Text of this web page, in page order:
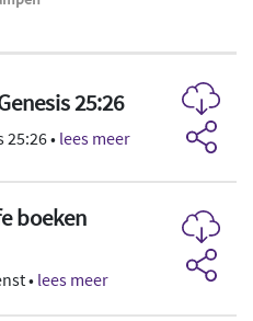
25:26
25:26 • lees meer
boeken
•lees meer